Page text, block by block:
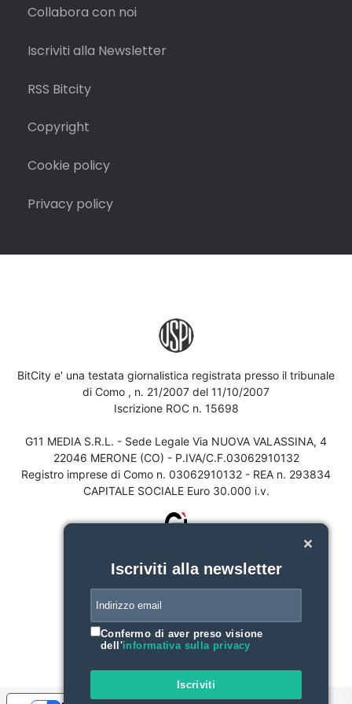
Collabora con noi
Iscriviti alla Newsletter
RSS Bitcity
Copyright
Cookie policy
Privacy policy
BitCity e' una testata giornalistica registrata presso il tribunale
di Como , n. 21/2007 del 11/10/2007
Iscrizione ROC n. 15698
G11 MEDIA S.R.L. - Sede Legale Via NUOVA VALASSINA, 4
22046 MERONE (CO) - P.IVA/C.F.03062910132
Registro imprese di Como n. 03062910132 - REA n. 293834
CAPITALE SOCIALE Euro 30.000 i.v.
Iscriviti alla newsletter
Confermo di aver preso visione
dell'informativa sulla privacy
Iscriviti